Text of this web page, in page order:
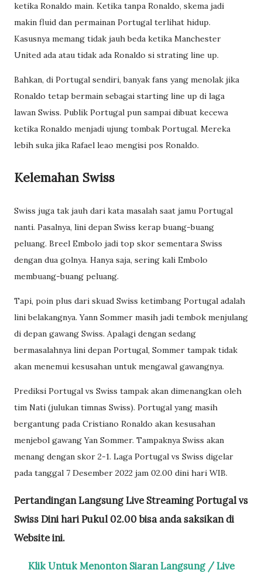
ketika Ronaldo main. Ketika tanpa Ronaldo, skema jadi
makin fluid dan permainan Portugal terlihat hidup.
Kasusnya memang tidak jauh beda ketika Manchester
United ada atau tidak ada Ronaldo si strating line up.
Bahkan, di Portugal sendiri, banyak fans yang menolak jika
Ronaldo tetap bermain sebagai starting line up di laga
lawan Swiss. Publik Portugal pun sampai dibuat kecewa
ketika Ronaldo menjadi ujung tombak Portugal. Mereka
lebih suka jika Rafael leao mengisi pos Ronaldo.
Kelemahan Swiss
Swiss juga tak jauh dari kata masalah saat jamu Portugal
nanti. Pasalnya, lini depan Swiss kerap buang-buang
peluang. Breel Embolo jadi top skor sementara Swiss
dengan dua golnya. Hanya saja, sering kali Embolo
membuang-buang peluang.
Tapi, poin plus dari skuad Swiss ketimbang Portugal adalah
lini belakangnya. Yann Sommer masih jadi tembok menjulang
di depan gawang Swiss. Apalagi dengan sedang
bermasalahnya lini depan Portugal, Sommer tampak tidak
akan menemui kesusahan untuk mengawal gawangnya.
Prediksi Portugal vs Swiss tampak akan dimenangkan oleh
tim Nati (julukan timnas Swiss). Portugal yang masih
bergantung pada Cristiano Ronaldo akan kesusahan
menjebol gawang Yan Sommer. Tampaknya Swiss akan
menang dengan skor 2-1. Laga Portugal vs Swiss digelar
pada tanggal 7 Desember 2022 jam 02.00 dini hari WIB.
Pertandingan Langsung Live Streaming Portugal vs
Swiss Dini hari Pukul 02.00 bisa anda saksikan di
Website ini.
Klik Untuk Menonton Siaran Langsung / Live